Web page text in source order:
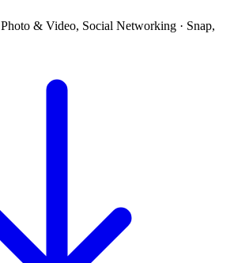
Photo & Video, Social Networking · Snap,